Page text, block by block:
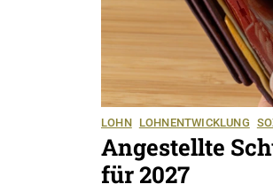
LOHN LOHNENTWICKLUNG
Angestellte
für 2027